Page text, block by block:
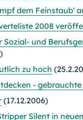
dem Feinstaub'
2008
und
zu hoch
-
(17.12.2006)
Silent in